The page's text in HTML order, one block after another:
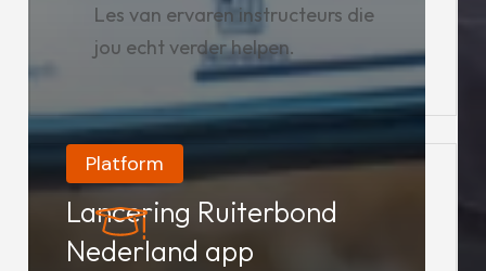
Platform
Lancering Ruiterbond
Nederland app
Les van ervaren instructeurs die
jou echt verder helpen.